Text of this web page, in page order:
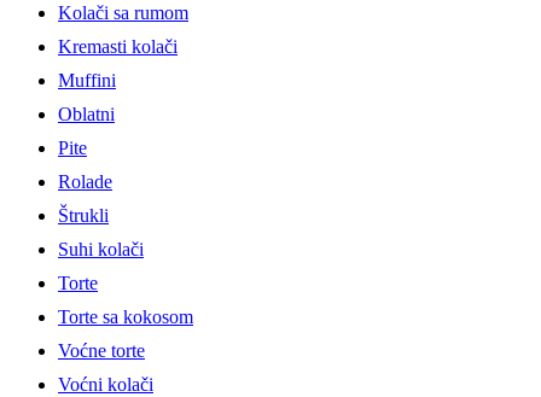
Kolači sa rumom
Kremasti kolači
Muffini
Oblatni
Pite
Rolade
Štrukli
Suhi kolači
Torte
Torte sa kokosom
Voćne torte
Voćni kolači